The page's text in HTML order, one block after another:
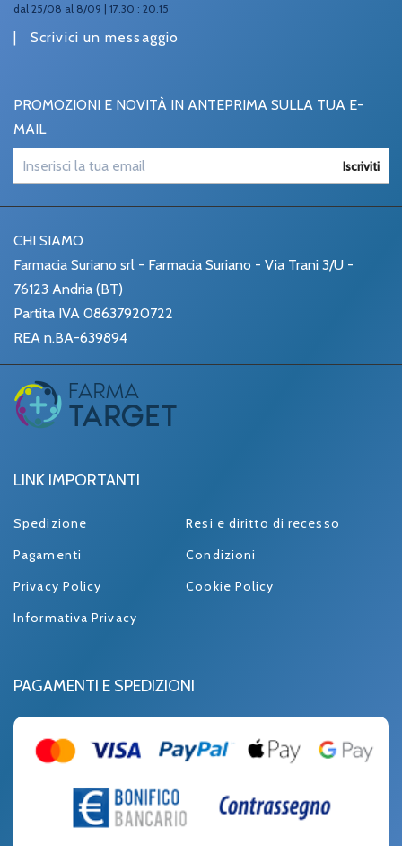
dal 25/08 al 8/09 | 17.30 : 20.15
| Scrivici un messaggio
PROMOZIONI E NOVITÀ IN ANTEPRIMA SULLA TUA E-
MAIL
Iscriviti
CHI SIAMO
Farmacia Suriano srl - Farmacia Suriano - Via Trani 3/U -
76123 Andria (BT)
Partita IVA 08637920722
REA n.BA-639894
LINK IMPORTANTI
Spedizione
Resi e diritto di recesso
Pagamenti
Condizioni
Privacy Policy
Cookie Policy
Informativa Privacy
PAGAMENTI E SPEDIZIONI